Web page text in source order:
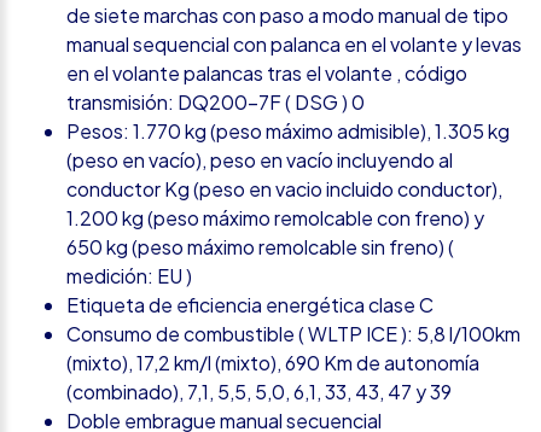
de siete marchas con paso a modo manual de tipo
manual sequencial con palanca en el volante y levas
en el volante palancas tras el volante , código
transmisión: DQ200-7F ( DSG ) 0
Pesos: 1.770 kg (peso máximo admisible), 1.305 kg
(peso en vacío), peso en vacío incluyendo al
conductor Kg (peso en vacio incluido conductor),
1.200 kg (peso máximo remolcable con freno) y
650 kg (peso máximo remolcable sin freno) (
medición: EU )
Etiqueta de eficiencia energética clase C
Consumo de combustible ( WLTP ICE ): 5,8 l/100km
(mixto), 17,2 km/l (mixto), 690 Km de autonomía
(combinado), 7,1, 5,5, 5,0, 6,1, 33, 43, 47 y 39
Doble embrague manual secuencial